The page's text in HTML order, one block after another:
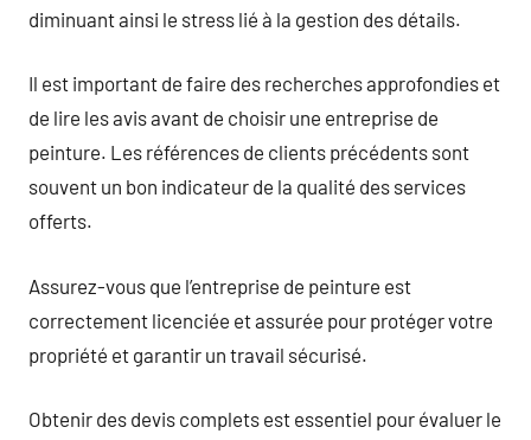
diminuant ainsi le stress lié à la gestion des détails.
Il est important de faire des recherches approfondies et
de lire les avis avant de choisir une entreprise de
peinture. Les références de clients précédents sont
souvent un bon indicateur de la qualité des services
offerts.
Assurez-vous que l’entreprise de peinture est
correctement licenciée et assurée pour protéger votre
propriété et garantir un travail sécurisé.
Obtenir des devis complets est essentiel pour évaluer le